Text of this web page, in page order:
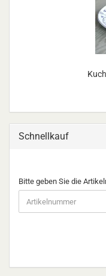
Schnellkauf
BITTE
GEBEN
SIE
DIE
EIN.
Bitte geben Sie die